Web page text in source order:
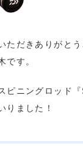
ただきありがと
です。
ピニングロッド
りました！